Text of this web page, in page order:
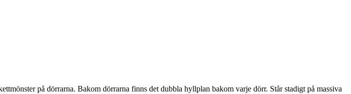
på dörrarna. Bakom dörrarna finns det dubbla hyllplan bakom varje dörr. Står stadigt på massiva